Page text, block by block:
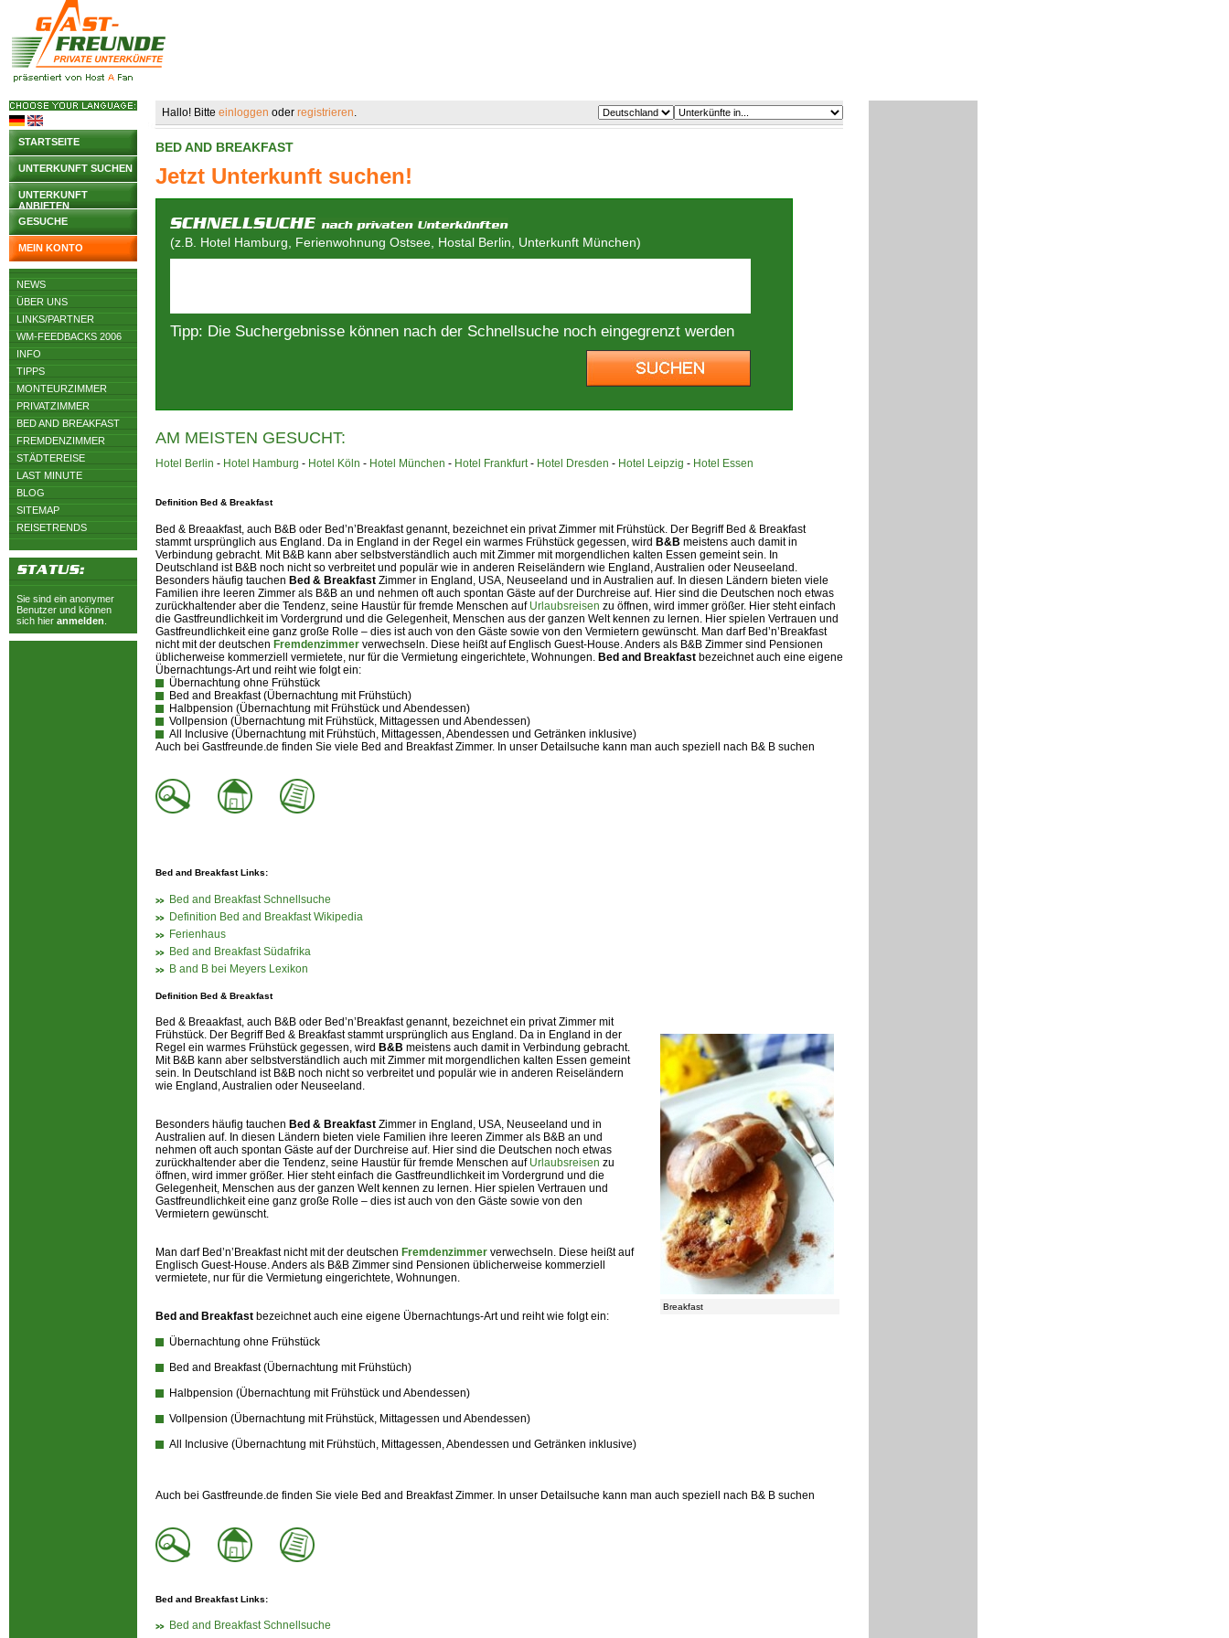
STARTSEITE
UNTERKUNFT SUCHEN
UNTERKUNFT
ANBIETEN
GESUCHE
MEIN KONTO
NEWS
ÜBER UNS
LINKS/PARTNER
WM-FEEDBACKS 2006
INFO
TIPPS
MONTEURZIMMER
PRIVATZIMMER
BED AND BREAKFAST
FREMDENZIMMER
STÄDTEREISE
LAST MINUTE
BLOG
SITEMAP
REISETRENDS
Sie sind ein anonymer
Benutzer und können
sich hier anmelden
Hallo! Bitte einloggen oder registrieren.
BED AND BREAKFAST
Jetzt Unterkunft suchen!
(z.B. Hotel Hamburg, Ferienwohnung Ostsee, Hostal Berlin, Unterkunft München)
Tipp: Die Suchergebnisse können nach der Schnellsuche noch eingegrenzt werden
AM MEISTEN GESUCHT:
Hotel Berlin - Hotel Hamburg - Hotel Köln - Hotel München - Hotel Frankfurt- Hotel Dresden - Hotel Leipzig - Hotel Essen
Definition Bed & Breakfast
Bed & Breaakfast, auch B&B oder Bed’n’Breakfast genannt, bezeichnet ein privat Zimmer mit Frühstück. Der Begriff Bed & Breakfast
stammt ursprünglich aus England. Da in England in der Regel ein warmes Frühstück gegessen, wird B&B meistens auch damit in
Verbindung gebracht. Mit B&B kann aber selbstverständlich auch mit Zimmer mit morgendlichen kalten Essen gemeint sein. In
Deutschland ist B&B noch nicht so verbreitet und populär wie in anderen Reiseländern wie England, Australien oder Neuseeland.
Besonders häufig tauchen Bed & Breakfast Zimmer in England, USA, Neuseeland und in Australien auf. In diesen Ländern bieten viele
Familien ihre leeren Zimmer als B&B an und nehmen oft auch spontan Gäste auf der Durchreise auf. Hier sind die Deutschen noch etwas
zurückhaltender aber die Tendenz, seine Haustür für fremde Menschen auf Urlaubsreisen zu öffnen, wird immer größer. Hier steht einfach
die Gastfreundlichkeit im Vordergrund und die Gelegenheit, Menschen aus der ganzen Welt kennen zu lernen. Hier spielen Vertrauen und
Gastfreundlichkeit eine ganz große Rolle – dies ist auch von den Gäste sowie von den Vermietern gewünscht. Man darf Bed’n’Breakfast
nicht mit der deutschen Fremdenzimmer verwechseln. Diese heißt auf Englisch Guest-House. Anders als B&B Zimmer sind Pensionen
üblicherweise kommerziell vermietete, nur für die Vermietung eingerichtete, Wohnungen. Bed and Breakfast bezeichnet auch eine eigene
Übernachtungs-Art und reiht wie folgt ein:
Übernachtung ohne Frühstück
Bed and Breakfast (Übernachtung mit Frühstüch)
Halbpension (Übernachtung mit Frühstück und Abendessen)
Vollpension (Übernachtung mit Frühstück, Mittagessen und Abendessen)
All Inclusive (Übernachtung mit Frühstüch, Mittagessen, Abendessen und Getränken inklusive)
Auch bei Gastfreunde.de finden Sie viele Bed and Breakfast Zimmer. In unser Detailsuche kann man auch speziell nach B& B suchen
Bed and Breakfast Links:
Bed and Breakfast Schnellsuche
Definition Bed and Breakfast Wikipedia
Ferienhaus
Bed and Breakfast Südafrika
B and B bei Meyers Lexikon
Breakfast
Definition Bed & Breakfast
Bed & Breaakfast, auch B&B oder Bed’n’Breakfast genannt, bezeichnet ein privat Zimmer mit
Frühstück. Der Begriff Bed & Breakfast stammt ursprünglich aus England. Da in England in der
Regel ein warmes Frühstück gegessen, wird B&B meistens auch damit in Verbindung gebracht.
Mit B&B kann aber selbstverständlich auch mit Zimmer mit morgendlichen kalten Essen gemeint
sein. In Deutschland ist B&B noch nicht so verbreitet und populär wie in anderen Reiseländern
wie England, Australien oder Neuseeland.
Besonders häufig tauchen Bed & Breakfast Zimmer in England, USA, Neuseeland und in
Australien auf. In diesen Ländern bieten viele Familien ihre leeren Zimmer als B&B an und
nehmen oft auch spontan Gäste auf der Durchreise auf. Hier sind die Deutschen noch etwas
zurückhaltender aber die Tendenz, seine Haustür für fremde Menschen auf Urlaubsreisen zu
öffnen, wird immer größer. Hier steht einfach die Gastfreundlichkeit im Vordergrund und die
Gelegenheit, Menschen aus der ganzen Welt kennen zu lernen. Hier spielen Vertrauen und
Gastfreundlichkeit eine ganz große Rolle – dies ist auch von den Gäste sowie von den
Vermietern gewünscht.
Man darf Bed’n’Breakfast nicht mit der deutschen Fremdenzimmer verwechseln. Diese heißt auf
Englisch Guest-House. Anders als B&B Zimmer sind Pensionen üblicherweise kommerziell
vermietete, nur für die Vermietung eingerichtete, Wohnungen.
Bed and Breakfast bezeichnet auch eine eigene Übernachtungs-Art und reiht wie folgt ein:
Übernachtung ohne Frühstück
Bed and Breakfast (Übernachtung mit Frühstüch)
Halbpension (Übernachtung mit Frühstück und Abendessen)
Vollpension (Übernachtung mit Frühstück, Mittagessen und Abendessen)
All Inclusive (Übernachtung mit Frühstüch, Mittagessen, Abendessen und Getränken inklusive)
Auch bei Gastfreunde.de finden Sie viele Bed and Breakfast Zimmer. In unser Detailsuche kann man auch speziell nach B& B suchen
Bed and Breakfast Links:
Bed and Breakfast Schnellsuche